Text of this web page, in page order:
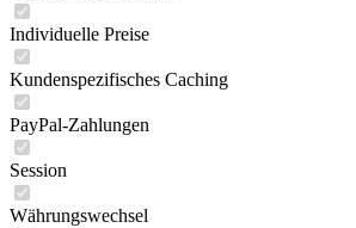
Individuelle Preise
Kundenspezifisches Caching
PayPal-Zahlungen
Session
Währungswechsel